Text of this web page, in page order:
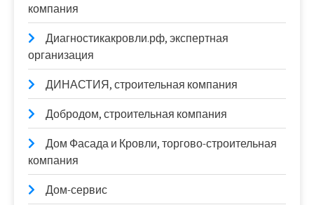
компания
Диагностикакровли.рф, экспертная
организация
ДИНАСТИЯ, строительная компания
Добродом, строительная компания
Дом Фасада и Кровли, торгово-строительная
компания
Дом-сервис